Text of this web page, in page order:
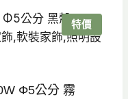
。
特價
Φ5公分 霧